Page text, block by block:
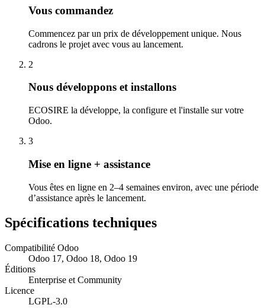
Vous commandez
Commencez par un prix de développement unique. Nous
cadrons le projet avec vous au lancement.
2
Nous développons et installons
ECOSIRE la développe, la configure et l'installe sur votre
Odoo.
3
Mise en ligne + assistance
Vous êtes en ligne en 2–4 semaines environ, avec une période
d’assistance après le lancement.
Spécifications techniques
Compatibilité Odoo
Odoo 17, Odoo 18, Odoo 19
Éditions
Enterprise et Community
Licence
LGPL-3.0